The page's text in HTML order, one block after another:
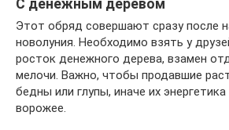
С денежным деревом
Этот обряд совершают сразу после
новолуния. Необходимо взять у
росток денежного дерева, взамен
мелочи. Важно, чтобы продавшие
бедны или глупы, иначе их
ворожее.